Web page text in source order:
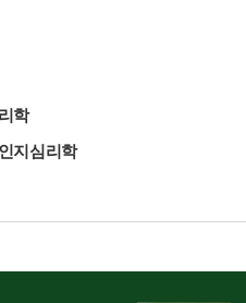
학
지심리학